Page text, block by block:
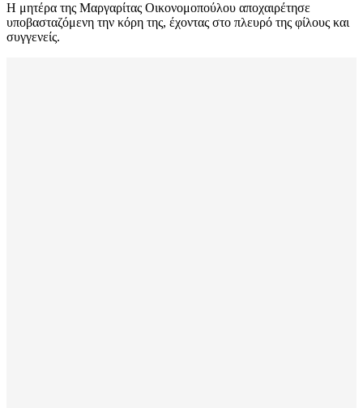
Η μητέρα της Μαργαρίτας Οικονομοπούλου αποχαιρέτησε
υποβασταζόμενη την κόρη της, έχοντας στο πλευρό της φίλους και
συγγενείς.